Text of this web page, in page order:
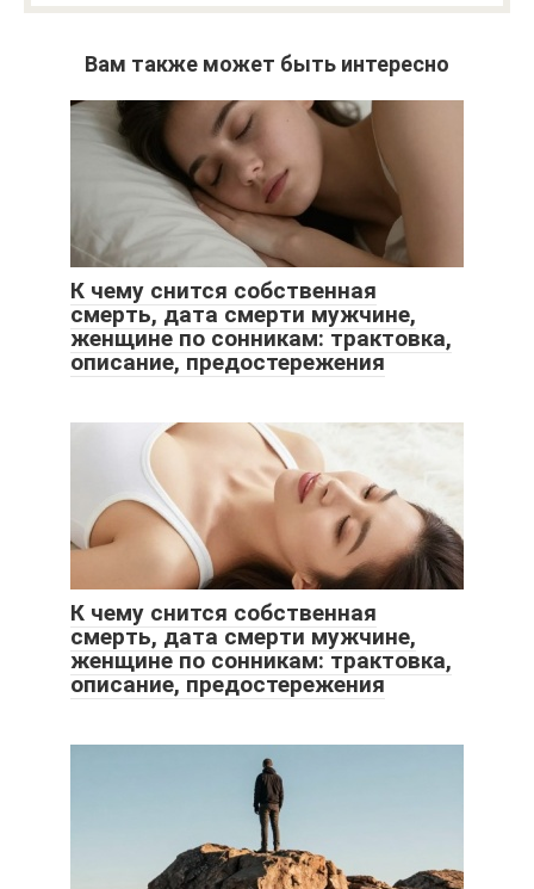
Вам также может быть интересно
К чему снится собственная
смерть, дата смерти мужчине,
женщине по сонникам: трактовка,
описание, предостережения
К чему снится собственная
смерть, дата смерти мужчине,
женщине по сонникам: трактовка,
описание, предостережения